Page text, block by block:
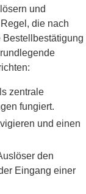
und
die nach
zentrale
fungiert.
und einen
den
Eingang einer